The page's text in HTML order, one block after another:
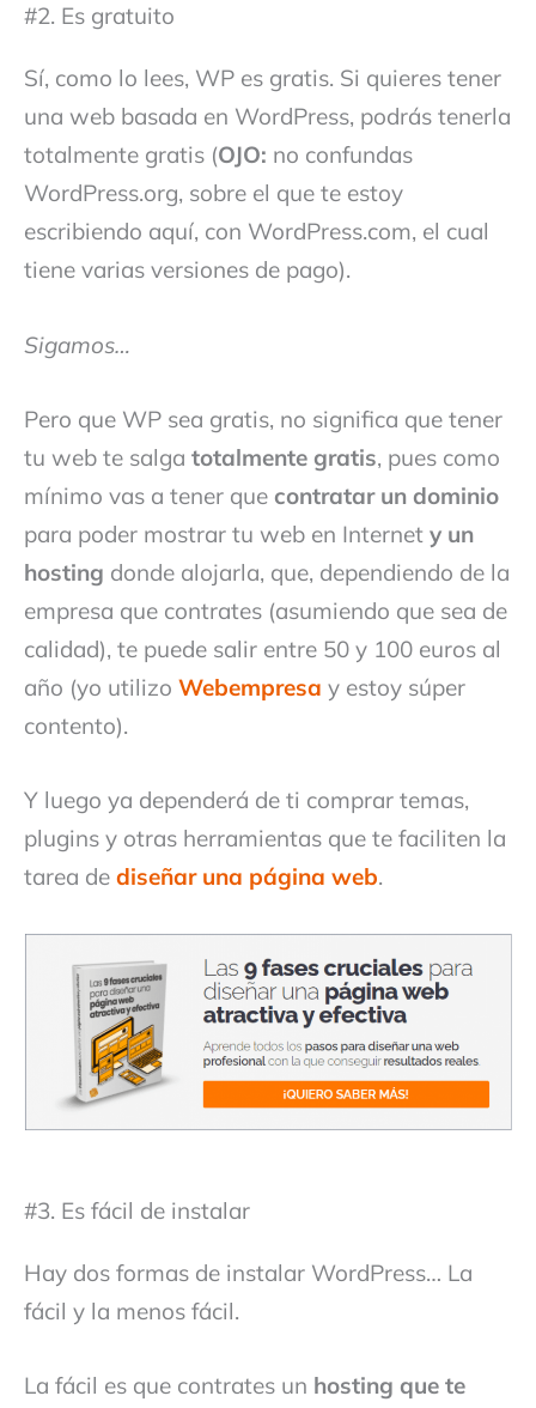
#2. Es gratuito
Sí, como lo lees, WP es gratis. Si quieres tener
una web basada en WordPress, podrás tenerla
totalmente gratis (OJO: no confundas
WordPress.org, sobre el que te estoy
escribiendo aquí, con WordPress.com, el cual
tiene varias versiones de pago).
Sigamos…
Pero que WP sea gratis, no significa que tener
tu web te salga totalmente gratis, pues como
mínimo vas a tener que contratar un dominio
para poder mostrar tu web en Internet y un
hosting donde alojarla, que, dependiendo de la
empresa que contrates (asumiendo que sea de
calidad), te puede salir entre 50 y 100 euros al
año (yo utilizo Webempresa y estoy súper
contento).
Y luego ya dependerá de ti comprar temas,
plugins y otras herramientas que te faciliten la
tarea de diseñar una página web.
#3. Es fácil de instalar
Hay dos formas de instalar WordPress… La
fácil y la menos fácil.
La fácil es que contrates un hosting que te